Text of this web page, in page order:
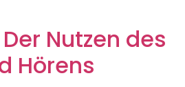
Nutzen des
Hörens